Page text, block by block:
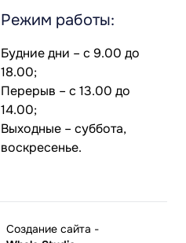
Режим работы:
Будние дни – с 9.00 до
18.00;
Перерыв – с 13.00 до
14.00;
Выходные – суббота,
воскресенье.
Создание сайта -